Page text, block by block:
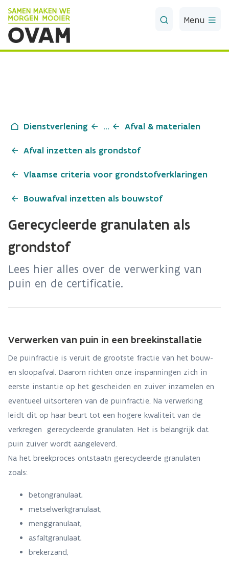
Skip to Main Content
Menu
Dienstverlening ... Afval & materialen
Afval inzetten als grondstof
Vlaamse criteria voor grondstofverklaringen
Bouwafval inzetten als bouwstof
Gerecycleerde granulaten als
grondstof
Lees hier alles over de verwerking van
puin en de certificatie.
Verwerken van puin in een breekinstallatie
De puinfractie is veruit de grootste fractie van het bouw-
en sloopafval. Daarom richten onze inspanningen zich in
eerste instantie op het gescheiden en zuiver inzamelen en
eventueel uitsorteren van de puinfractie. Na verwerking
leidt dit op haar beurt tot een hogere kwaliteit van de
verkregen gerecycleerde granulaten. Het is belangrijk dat
puin zuiver wordt aangeleverd.
Na het breekproces ontstaatn gerecycleerde granulaten
zoals:
betongranulaat,
metselwerkgranulaat,
menggranulaat,
asfaltgranulaat,
brekerzand,